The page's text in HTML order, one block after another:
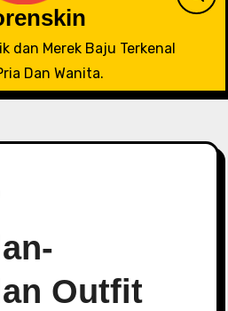
dan Merek Baju Terkenal
Dan Wanita.
Outfit